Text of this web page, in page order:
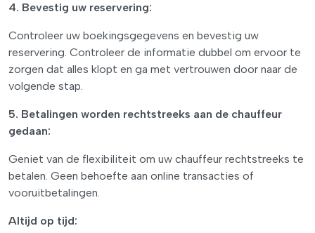
4. Bevestig uw reservering:
Controleer uw boekingsgegevens en bevestig uw
reservering. Controleer de informatie dubbel om ervoor te
zorgen dat alles klopt en ga met vertrouwen door naar de
volgende stap.
5. Betalingen worden rechtstreeks aan de chauffeur
gedaan:
Geniet van de flexibiliteit om uw chauffeur rechtstreeks te
betalen. Geen behoefte aan online transacties of
vooruitbetalingen.
Altijd op tijd: